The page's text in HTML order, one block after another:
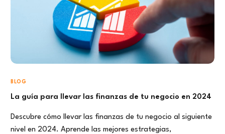
BLOG
La guía para llevar las finanzas de tu negocio en 2024
Descubre cómo llevar las finanzas de tu negocio al siguiente
nivel en 2024. Aprende las mejores estrategias,